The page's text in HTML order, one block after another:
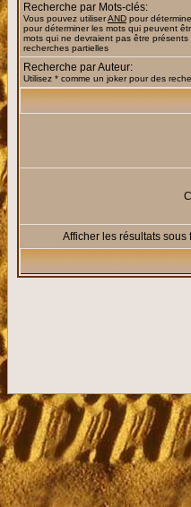
Recherche par Mots-clés:
Vous pouvez utiliserAND pour
pour déterminer les mots qui peuvent
mots qui ne devraient pas être
recherches partielles
Recherche par Auteur:
Utilisez * comme un joker pour des
Afficher les résultats sous